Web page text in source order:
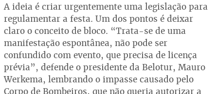
A ideia é criar urgentemente uma legislação para
regulamentar a festa. Um dos pontos é deixar
claro o conceito de bloco. “Trata-se de uma
manifestação espontânea, não pode ser
confundido com evento, que precisa de licença
prévia”, defende o presidente da Belotur, Mauro
Werkema, lembrando o impasse causado pelo
Corpo de Bombeiros, que não queria autorizar a